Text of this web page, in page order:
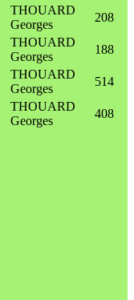
THOUARD
Georges
208
THOUARD
Georges
188
THOUARD
Georges
514
THOUARD
Georges
408